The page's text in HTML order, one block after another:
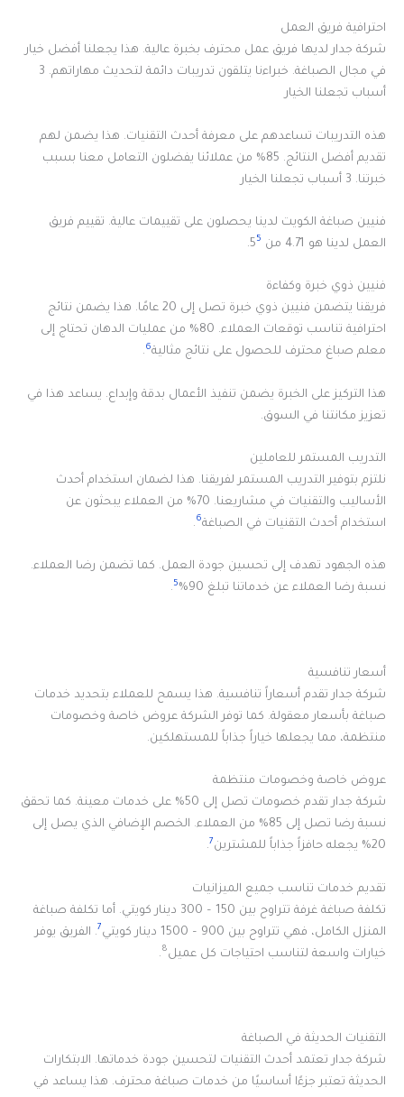
احترافية فريق العمل
شركة جدار لديها فريق عمل محترف بخبرة عالية. هذا يجعلنا أفضل خيار
في مجال الصباغة. خبراءنا يتلقون تدريبات دائمة لتحديث مهاراتهم. 3
أسباب تجعلنا الخيار
هذه التدريبات تساعدهم على معرفة أحدث التقنيات. هذا يضمن لهم
تقديم أفضل النتائج. 85% من عملائنا يفضلون التعامل معنا بسبب
خبرتنا. 3 أسباب تجعلنا الخيار
فنيين صباغة الكويت لدينا يحصلون على تقييمات عالية. تقييم فريق
العمل لدينا هو 4.71 من 5
5
.
فنيين ذوي خبرة وكفاءة
فريقنا يتضمن فنيين ذوي خبرة تصل إلى 20 عامًا. هذا يضمن نتائج
احترافية تناسب توقعات العملاء. 80% من عمليات الدهان تحتاج إلى
معلم صباغ محترف للحصول على نتائج مثالية6
.
هذا التركيز على الخبرة يضمن تنفيذ الأعمال بدقة وإبداع. يساعد هذا في
تعزيز مكانتنا في السوق.
التدريب المستمر للعاملين
نلتزم بتوفير التدريب المستمر لفريقنا. هذا لضمان استخدام أحدث
الأساليب والتقنيات في مشاريعنا. 70% من العملاء يبحثون عن
استخدام أحدث التقنيات في الصباغة6
.
هذه الجهود تهدف إلى تحسين جودة العمل. كما تضمن رضا العملاء.
نسبة رضا العملاء عن خدماتنا تبلغ 90%
5
.
أسعار تنافسية
شركة جدار تقدم أسعاراً تنافسية. هذا يسمح للعملاء بتحديد خدمات
صباغة بأسعار معقولة. كما توفر الشركة عروض خاصة وخصومات
منتظمة، مما يجعلها خياراً جذاباً للمستهلكين.
عروض خاصة وخصومات منتظمة
شركة جدار تقدم خصومات تصل إلى 50% على خدمات معينة. كما تحقق
نسبة رضا تصل إلى 85% من العملاء. الخصم الإضافي الذي يصل إلى
20% يجعله حافزاً جذاباً للمشترين
7
.
تقديم خدمات تناسب جميع الميزانيات
تكلفة صباغة غرفة تتراوح بين 150 – 300 دينار كويتي. أما تكلفة صباغة
المنزل الكامل، فهي تتراوح بين 900 – 1500 دينار كويتي
7. الفريق يوفر
خيارات واسعة لتناسب احتياجات كل عميل8
.
التقنيات الحديثة في الصباغة
شركة جدار تعتمد أحدث التقنيات لتحسين جودة خدماتها. الابتكارات
الحديثة تعتبر جزءًا أساسيًا من خدمات صباغة محترف. هذا يساعد في